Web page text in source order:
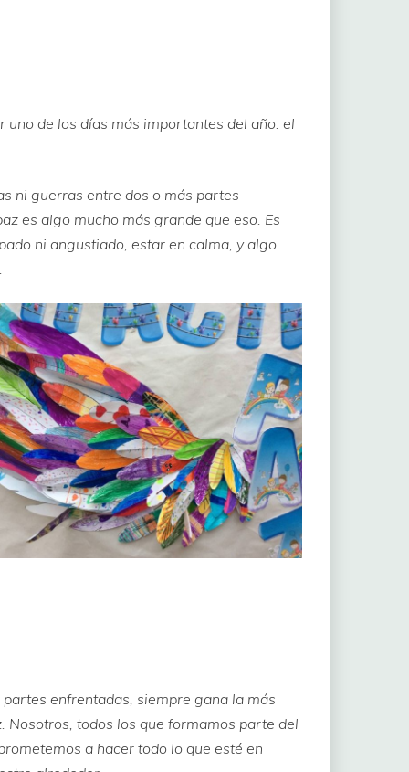
de los días más importantes del año: el
ni guerras entre dos o más partes
es algo mucho más grande que eso. Es
ni angustiado, estar en calma, y algo
enfrentadas, siempre gana la más
todos los que formamos parte del
a hacer todo lo que esté en